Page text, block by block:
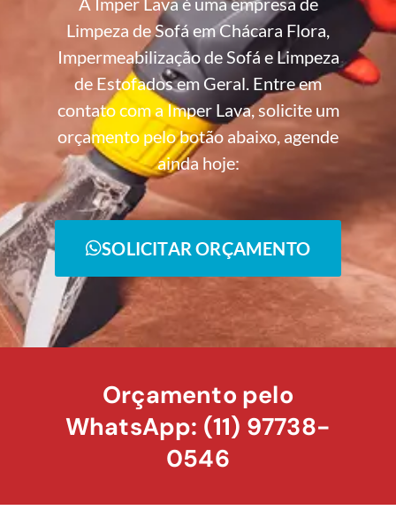
Limpeza de Sofá em Chácara Flora,
Impermeabilização de Sofá e Limpeza
de Estofados em Geral. Entre em
contato com a Imper Lava, solicite um
orçamento pelo botão abaixo, agende
ainda hoje:
SOLICITAR ORÇAMENTO
Orçamento pelo
WhatsApp: (11) 97738-
0546